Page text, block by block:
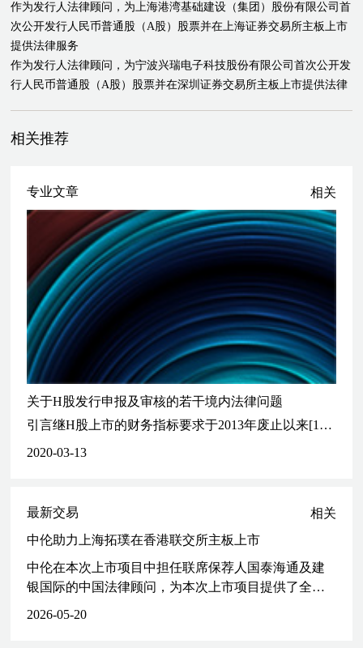
作为发行人法律顾问，为上海港湾基础建设（集团）股份有限公司首
次公开发行人民币普通股（A股）股票并在上海证券交易所主板上市
提供法律服务
作为发行人法律顾问，为宁波兴瑞电子科技股份有限公司首次公开发
行人民币普通股（A股）股票并在深圳证券交易所主板上市提供法律
司在公开发行境外上市外资股（H股）并在香港联合交易所主板上市
作为发行人中国法律顾问，为康龙化成（北京）新药技术股份有限公
司发行可转换为境外上市外资股的公司债券项目提供法律服务
作为发行人中国法律顾问，为四川兴科蓉药业有限责任公司在香港上
市项目提供法律服务
作为发行人中国法律顾问，为北京中地种畜有限公司在香港上市项目
提供法律服务
作为保荐人中国法律顾问，为山东天同食品有限公司在香港上市项目
提供法律服务
为安世亚太科技股份有限公司新三板挂牌提供法律服务
为奎屯市德信燃气股份有限公司新三板挂牌提供法律服务
私募融资、收购
为Advantech Master Investment投资北京智者天下科技有限公司（知
乎）项目提供法律服务
为苏州和德新电企业管理合伙企业（有限合伙）收购北京维信诺光电
京）有限公司项目提供法律服务
为康龙化成（成都）临床研究服务有限公司收购德泰迈（杭州）医药
为宁波兴瑞电子科技股份有限公司投资上海高秣新能源科技有限公司
项目提供法律服务
为康龙化成（北京）新药技术股份有限公司投资安凯毅博生物技术有
相关推荐
专业文章 相关
关于H股发行申报及审核的若干境内法律问题
引言继H股上市的财务指标要求于2013年废止以来[1]，近几年，中国证券监督管理委员会（中国证监会）陆续对H股上市的境内监管进行了优化，有利于进一步促进境内公司（含A股上市公司）以H股方式登陆国际资本
2020-03-13
最新交易
相关
中伦助力上海拓璞在香港联交所主板上市
中伦在本次上市项目中担任联席保荐人国泰海通及建
银国际的中国法律顾问，为本次上市项目提供了全流
2026-05-20